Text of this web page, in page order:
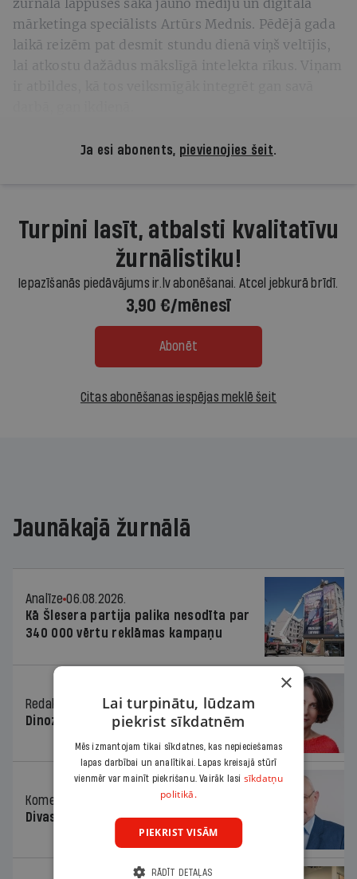
žurnāla lappusēs saka jauno mediju un digitālā
mārketinga speciālists Artūrs Mednis. Pēdējā gada
laikā reizēm pat desmit stundu dienā viņš veltījis,
lai atkostu dažādus mākslīgā intelekta rīkus. Viņam
Ja esi abonents, pievienojies šeit.
Turpini lasīt, atbalsti kvalitatīvu
žurnālistiku!
Iepazīšanās piedāvājums ir.lv abonēšanai. Atcel jebkurā brīdī.
3,90 €/mēnesī
Abonēt
Citas abonēšanas iespējas meklē šeit
Jaunākajā žurnālā
Analīze 06.08.2026.
Kā Šlesera partija palika nesodīta par
340 000 vērtu reklāmas kampaņu
Redaktores sleja 06.08.2026.
Dinozaura triks
Komentārs
Divas koalīcijas
×
Lai turpinātu, lūdzam
piekrist sīkdatnēm
Mēs izmantojam tikai sīkdatnes, kas nepieciešamas
lapas darbībai un analītikai. Lapas kreisajā stūrī
vienmēr var mainīt piekrišanu. Vairāk lasi sīkdatņu
politikā.
PIEKRIST VISĀM
RĀDĪT DETAĻAS